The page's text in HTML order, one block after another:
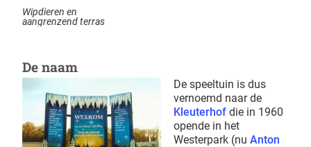
Wipdieren en
aangrenzend terras
De naam
De speeltuin is dus
vernoemd naar de
Kleuterhof die in 1960
opende in het
Westerpark (nu Anton